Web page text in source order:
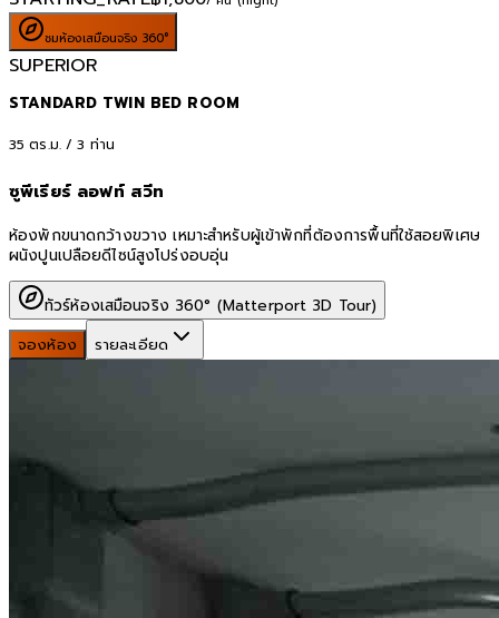
ชมห้องเสมือนจริง 360°
SUPERIOR
STANDARD TWIN BED ROOM
35 ตร.ม. /3 ท่าน
ซูพีเรียร์ ลอฟท์ สวีท
ห้องพักขนาดกว้างขวาง เหมาะสำหรับผู้เข้าพักที่ต้องการพื้นที่ใช้สอยพิเศษ
ผนังปูนเปลือยดีไซน์สูงโปร่งอบอุ่น
ทัวร์ห้องเสมือนจริง 360° (Matterport 3D Tour)
จองห้อง
รายละเอียด